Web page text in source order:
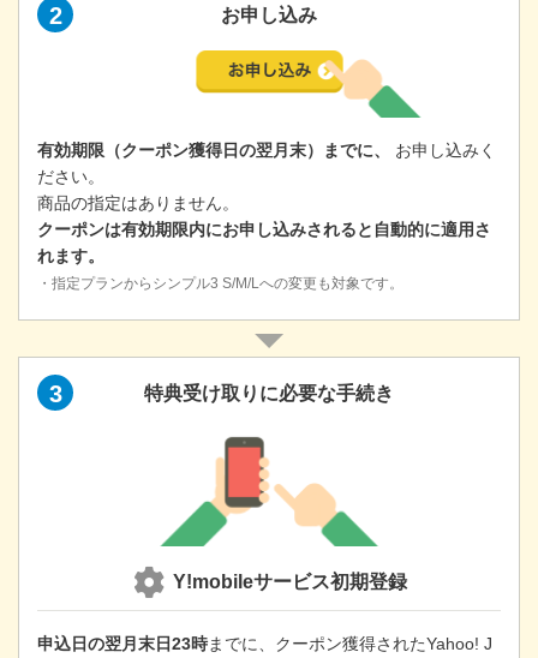
2 お申し込み
有効期限（クーポン獲得日の翌月末）までに、
お申し込みく
ださい。
商品の指定はありません。
クーポンは有効期限内にお申し込みされると自動的に適用さ
れます。
・指定プランからシンプル3 S/M/Lへの変更も対象です。
3 特典受け取りに必要な手続き
Y!mobileサービス初期登録
申込日の翌月末日23時までに、クーポン獲得されたYahoo! J
外部サイト
新
し
き
ま
す